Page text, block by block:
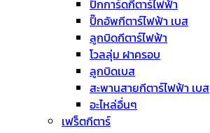
ปิ๊กการ์ดกีตาร์ไฟฟ้า
ปิ๊กอัพกีตาร์ไฟฟ้า เบส
ลูกบิดกีตาร์ไฟฟ้า
โวลลุ่ม ฝาครอบ
ลูกบิดเบส
สะพานสายกีตาร์ไฟฟ้า เบส
อะไหล่อื่นๆ
เฟร็ตกีตาร์